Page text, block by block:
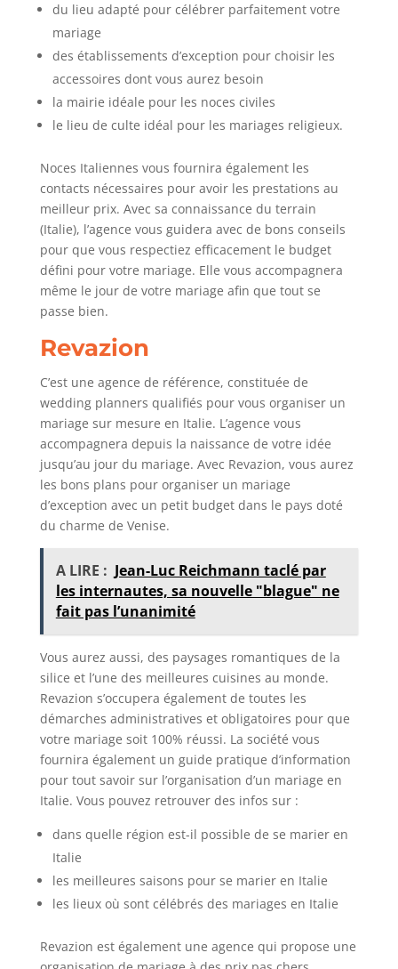
du lieu adapté pour célébrer parfaitement votre
mariage
des établissements d’exception pour choisir les
accessoires dont vous aurez besoin
la mairie idéale pour les noces civiles
le lieu de culte idéal pour les mariages religieux.
Noces Italiennes vous fournira également les
contacts nécessaires pour avoir les prestations au
meilleur prix. Avec sa connaissance du terrain
(Italie), l’agence vous guidera avec de bons conseils
pour que vous respectiez efficacement le budget
défini pour votre mariage. Elle vous accompagnera
même le jour de votre mariage afin que tout se
passe bien.
Revazion
C’est une agence de référence, constituée de
wedding planners qualifiés pour vous organiser un
mariage sur mesure en Italie. L’agence vous
accompagnera depuis la naissance de votre idée
jusqu’au jour du mariage. Avec Revazion, vous aurez
les bons plans pour organiser un mariage
d’exception avec un petit budget dans le pays doté
du charme de Venise.
A LIRE : Jean-Luc Reichmann taclé par
les internautes, sa nouvelle "blague" ne
fait pas l’unanimité
Vous aurez aussi, des paysages romantiques de la
silice et l’une des meilleures cuisines au monde.
Revazion s’occupera également de toutes les
démarches administratives et obligatoires pour que
votre mariage soit 100% réussi. La société vous
fournira également un guide pratique d’information
pour tout savoir sur l’organisation d’un mariage en
Italie. Vous pouvez retrouver des infos sur :
dans quelle région est-il possible de se marier en
Italie
les meilleures saisons pour se marier en Italie
les lieux où sont célébrés des mariages en Italie
Revazion est également une agence qui propose une